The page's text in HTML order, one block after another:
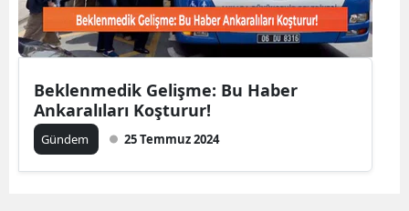
Bursa
Çanakkale
Çankırı
Beklenmedik Gelişme: Bu Haber
Ankaralıları Koşturur!
Gündem 25 Temmuz 2024